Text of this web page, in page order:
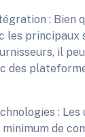
: Bien
les principaux
il
des
:
de